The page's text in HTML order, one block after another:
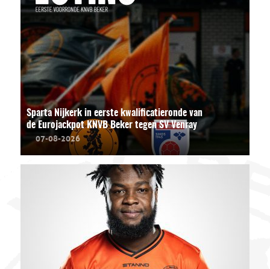
Sparta Nijkerk in eerste kwalificatieronde van
de Eurojackpot KNVB Beker tegen SV Venray
07-08-2026